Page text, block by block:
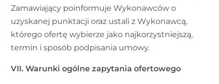
Zamawiający poinformuje Wykonawców o
uzyskanej punktacji oraz ustali z Wykonawcą,
którego ofertę wybierze jako najkorzystniejszą,
termin i sposób podpisania umowy.
VII. Warunki ogólne zapytania ofertowego